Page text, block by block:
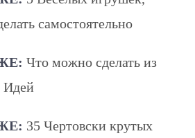
самостоятельно
Что можно сделать из
Идей
35 Чертовски крутых